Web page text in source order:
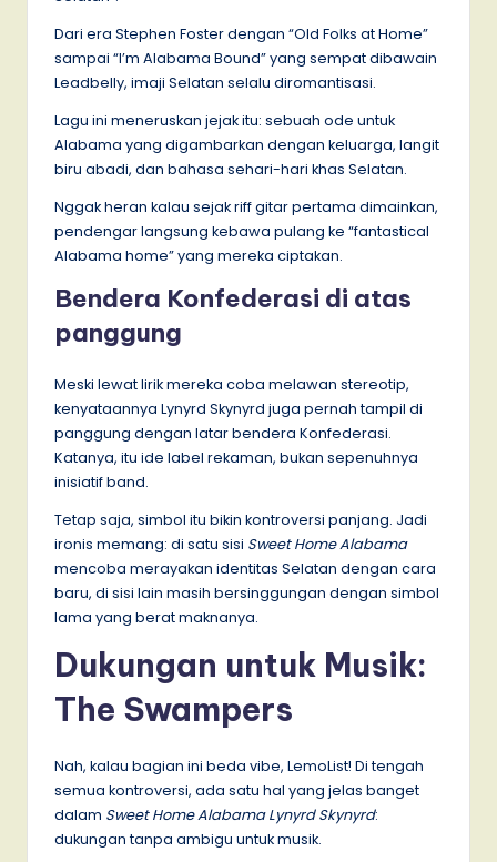
Dari era Stephen Foster dengan “Old Folks at Home”
sampai “I’m Alabama Bound” yang sempat dibawain
Leadbelly, imaji Selatan selalu diromantisasi.
Lagu ini meneruskan jejak itu: sebuah ode untuk
Alabama yang digambarkan dengan keluarga, langit
biru abadi, dan bahasa sehari-hari khas Selatan.
Nggak heran kalau sejak riff gitar pertama dimainkan,
pendengar langsung kebawa pulang ke “fantastical
Alabama home” yang mereka ciptakan.
Bendera Konfederasi di atas
panggung
Meski lewat lirik mereka coba melawan stereotip,
kenyataannya Lynyrd Skynyrd juga pernah tampil di
panggung dengan latar bendera Konfederasi.
Katanya, itu ide label rekaman, bukan sepenuhnya
inisiatif band.
Tetap saja, simbol itu bikin kontroversi panjang. Jadi
ironis memang: di satu sisi Sweet Home Alabama
mencoba merayakan identitas Selatan dengan cara
baru, di sisi lain masih bersinggungan dengan simbol
lama yang berat maknanya.
Dukungan untuk Musik:
The Swampers
Nah, kalau bagian ini beda vibe, LemoList! Di tengah
semua kontroversi, ada satu hal yang jelas banget
dalam Sweet Home Alabama Lynyrd Skynyrd:
dukungan tanpa ambigu untuk musik.